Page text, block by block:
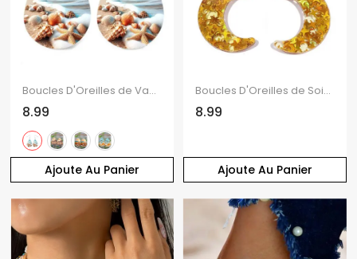
Ajoute Au Panier
Boucles D'Oreilles de Vacances Pendantes en Forme Goutte D'Eau Motif de Coquille et D'Etoile de Mer
8.99
Ajoute Au Panier
Boucles D'Oreilles de Soirée Pendantes Brillantes Etoile Lune en Acrylique
8.99